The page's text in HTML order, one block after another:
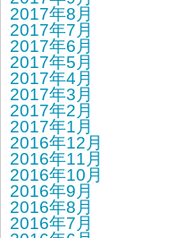
2017年8月
2017年7月
2017年6月
2017年5月
2017年4月
2017年3月
2017年2月
2017年1月
2016年12月
2016年11月
2016年10月
2016年9月
2016年8月
2016年7月